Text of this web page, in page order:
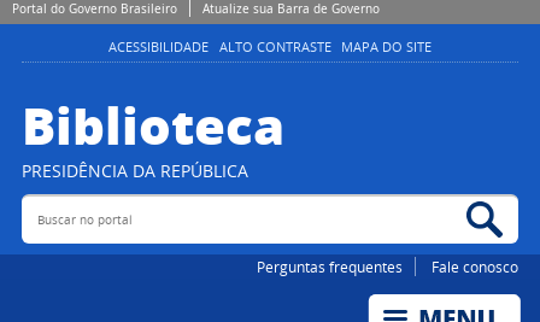
Portal do Governo Brasileiro Atualize sua Barra de Governo
ACESSIBILIDADE ALTO CONTRASTE MAPA DO SITE
Biblioteca
PRESIDÊNCIA DA REPÚBLICA
Buscar no portal
Perguntas frequentes Fale conosco